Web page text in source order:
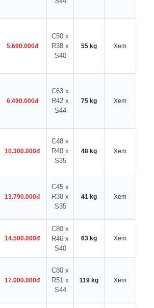
5.690.000đ
C50 x
R38 x
S40
55 kg Xem
6.490.000đ
C63 x
R42 x
S44
75 kg Xem
10.300.000đ
C48 x
R40 x
S35
48 kg Xem
13.790.000đ
C45 x
R38 x
S35
41 kg Xem
14.500.000đ
C80 x
R46 x
S40
63 kg Xem
17.000.000đ
C80 x
R51 x
S44
119 kg Xem